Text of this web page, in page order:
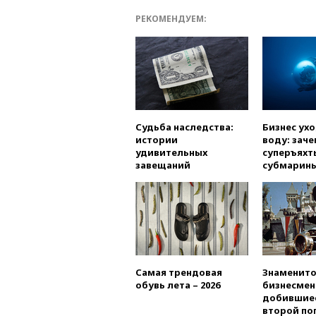
РЕКОМЕНДУЕМ:
Судьба наследства:
истории
удивительных
завещаний
Бизнес
воду:
Самая трендовая
обувь лета – 2026
второй